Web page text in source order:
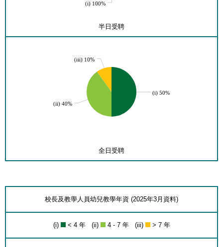
(i) 100%
半日受聘
(iii) 10%
(ii) 40%
(i) 50%
全日受聘
校長及教學人員幼兒教學年資 (2025年3月資料)
(i) < 4 年 (ii) 4 - 7 年 (iii) > 7 年